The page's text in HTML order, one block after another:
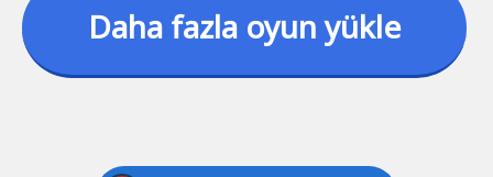
Daha fazla oyun yükle